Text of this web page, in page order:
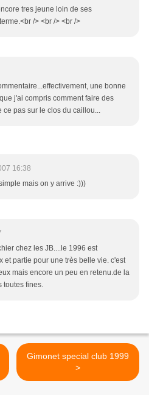
tres jeune loin de ses
/> <br /> <br />
une bonne
j'ai compris comment faire des
ce pas sur le clos du caillou...
16:38
mais on y arrive :)))
chez les JB....le 1996 est
et partie pour une très belle vie. c'est
mais encore un peu en retenu.de la
toutes fines.
Gimonet special club 1999
>